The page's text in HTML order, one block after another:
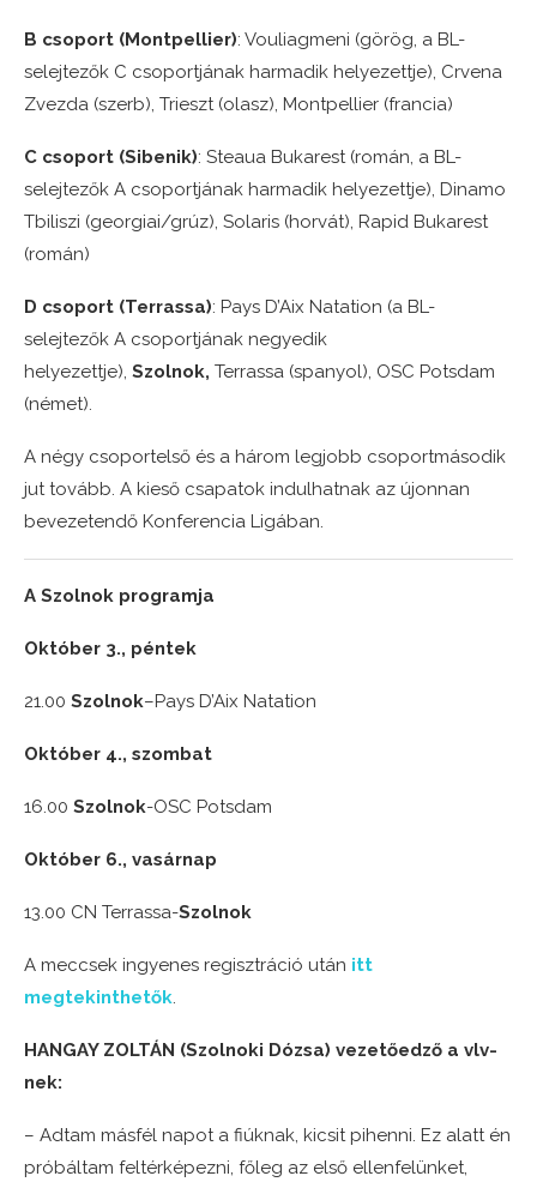
B csoport (Montpellier): Vouliagmeni (görög, a BL-
selejtezők C csoportjának harmadik helyezettje), Crvena
Zvezda (szerb), Trieszt (olasz), Montpellier (francia)
C csoport (Sibenik): Steaua Bukarest (román, a BL-
selejtezők A csoportjának harmadik helyezettje), Dinamo
Tbiliszi (georgiai/grúz), Solaris (horvát), Rapid Bukarest
(román)
D csoport (Terrassa): Pays D’Aix Natation (a BL-
selejtezők A csoportjának negyedik
helyezettje), Szolnok, Terrassa (spanyol), OSC Potsdam
(német).
A négy csoportelső és a három legjobb csoportmásodik
jut tovább. A kieső csapatok indulhatnak az újonnan
bevezetendő Konferencia Ligában.
A Szolnok programja
Október 3., péntek
21.00 Szolnok–Pays D’Aix Natation
Október 4., szombat
16.00 Szolnok-OSC Potsdam
Október 6., vasárnap
13.00 CN Terrassa-Szolnok
A meccsek ingyenes regisztráció után itt
megtekinthetők.
HANGAY ZOLTÁN (Szolnoki Dózsa) vezetőedző a vlv-
nek:
– Adtam másfél napot a fiúknak, kicsit pihenni. Ez alatt én
próbáltam feltérképezni, főleg az első ellenfelünket,